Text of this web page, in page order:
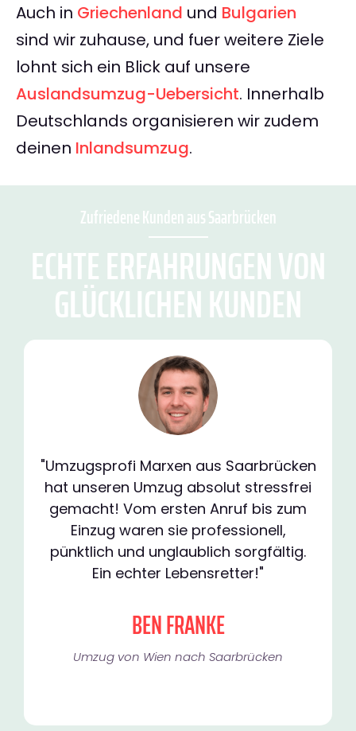
Auch in Griechenland und Bulgarien
sind wir zuhause, und fuer weitere Ziele
lohnt sich ein Blick auf unsere
Auslandsumzug-Uebersicht. Innerhalb
Deutschlands organisieren wir zudem
deinen Inlandsumzug.
Zufriedene Kunden aus Saarbrücken
ECHTE ERFAHRUNGEN VON
GLÜCKLICHEN KUNDEN
"Umzugsprofi Marxen aus Saarbrücken
hat unseren Umzug absolut stressfrei
gemacht! Vom ersten Anruf bis zum
Einzug waren sie professionell,
pünktlich und unglaublich sorgfältig.
Ein echter Lebensretter!"
BEN FRANKE
Umzug von Wien nach Saarbrücken